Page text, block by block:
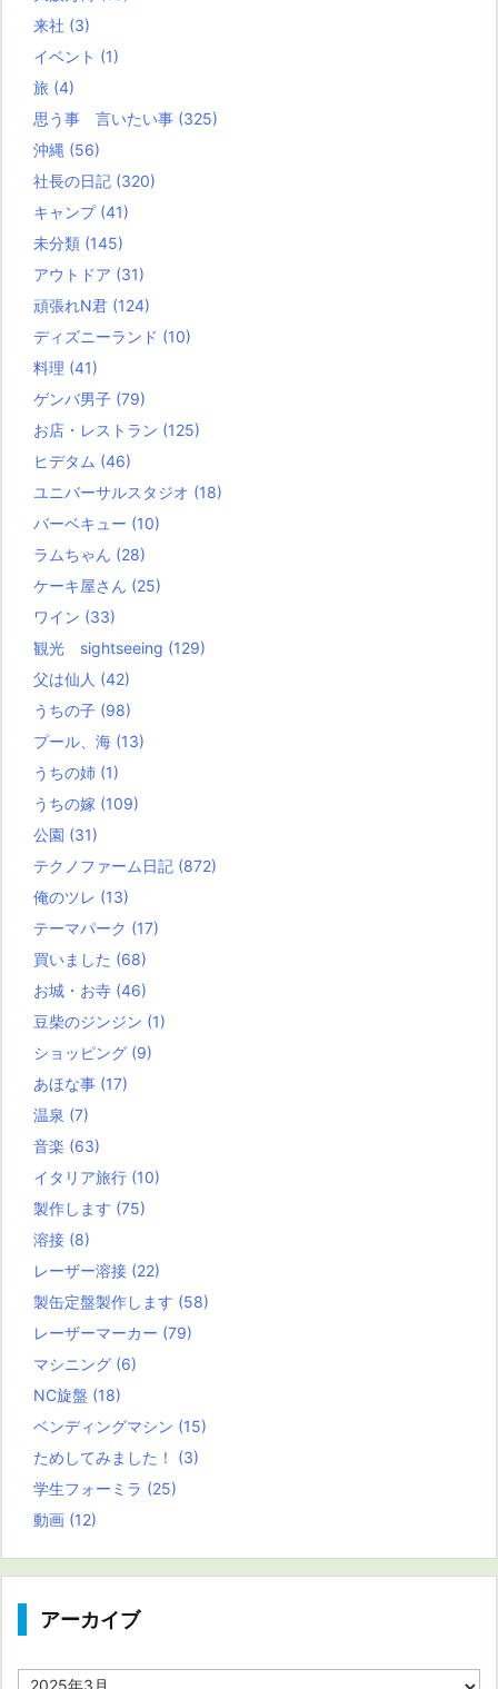
来社 (3)
イベント (1)
旅 (4)
思う事 言いたい事 (325)
沖縄 (56)
社長の日記 (320)
キャンプ (41)
未分類 (145)
アウトドア (31)
頑張れN君 (124)
ディズニーランド (10)
料理 (41)
ゲンバ男子 (79)
お店・レストラン (125)
ヒデタム (46)
ユニバーサルスタジオ (18)
バーベキュー (10)
ラムちゃん (28)
ケーキ屋さん (25)
ワイン (33)
観光 sightseeing (129)
父は仙人 (42)
うちの子 (98)
プール、海 (13)
うちの姉 (1)
うちの嫁 (109)
公園 (31)
テクノファーム日記 (872)
俺のツレ (13)
テーマパーク (17)
買いました (68)
お城・お寺 (46)
豆柴のジンジン (1)
ショッピング (9)
あほな事 (17)
温泉 (7)
音楽 (63)
イタリア旅行 (10)
製作します (75)
溶接 (8)
レーザー溶接 (22)
製缶定盤製作します (58)
レーザーマーカー (79)
マシニング (6)
NC旋盤 (18)
ベンディングマシン (15)
ためしてみました！ (3)
学生フォーミラ (25)
動画 (12)
アーカイブ
ア